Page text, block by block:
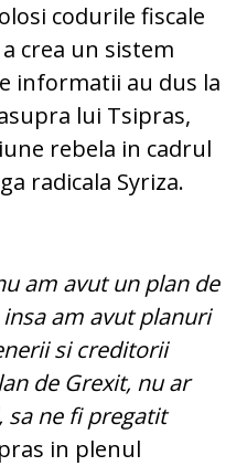
codurile fiscale
crea un sistem
informatii au dus la
lui Tsipras,
rebela in cadrul
radicala Syriza.
am avut un plan de
am avut planuri
si creditorii
de Grexit, nu ar
sa ne fi pregatit
in plenul